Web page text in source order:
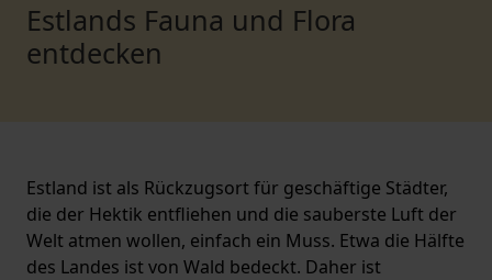
Estlands Fauna und Flora
entdecken
Estland ist als Rückzugsort für geschäftige Städter,
die der Hektik entfliehen und die sauberste Luft der
Welt atmen wollen, einfach ein Muss. Etwa die Hälfte
des Landes ist von Wald bedeckt. Daher ist